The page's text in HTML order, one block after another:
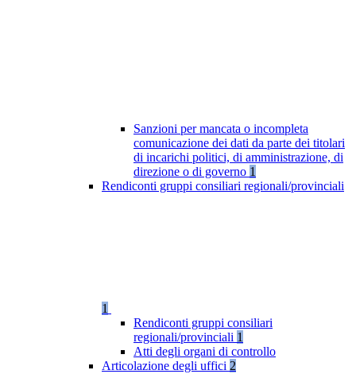
Sanzioni per mancata o incompleta
comunicazione dei dati da parte dei titolari
di incarichi politici, di amministrazione, di
direzione o di governo 1
Rendiconti gruppi consiliari regionali/provinciali
1
Rendiconti gruppi consiliari
regionali/provinciali 1
Atti degli organi di controllo
Articolazione degli uffici 2